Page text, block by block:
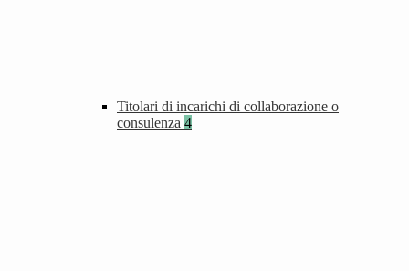
Titolari di incarichi di collaborazione o
consulenza 4